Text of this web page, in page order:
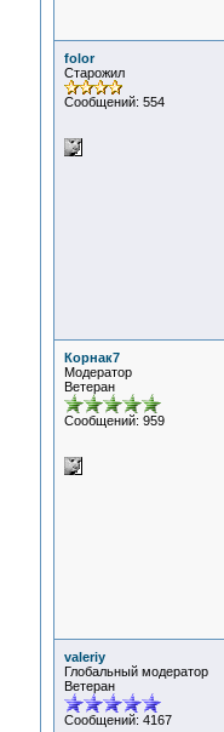
folor
Старожил
Сообщений: 554
Корнак7
Модератор
Ветеран
Сообщений: 959
valeriy
Глобальный модератор
Ветеран
Сообщений: 4167